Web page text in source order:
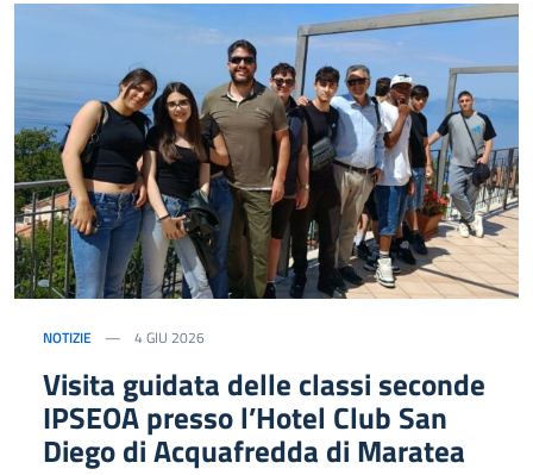
NOTIZIE 4 GIU 2026
Visita guidata delle classi seconde
IPSEOA presso l’Hotel Club San
Diego di Acquafredda di Maratea